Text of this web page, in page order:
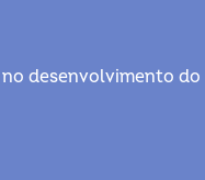
desenvolvimento do